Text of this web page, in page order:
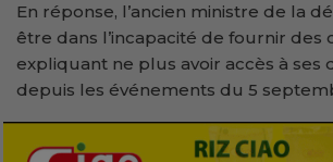
En réponse, l’ancien ministre de la
être dans l’incapacité de fournir des
expliquant ne plus avoir accès à ses
depuis les événements du 5